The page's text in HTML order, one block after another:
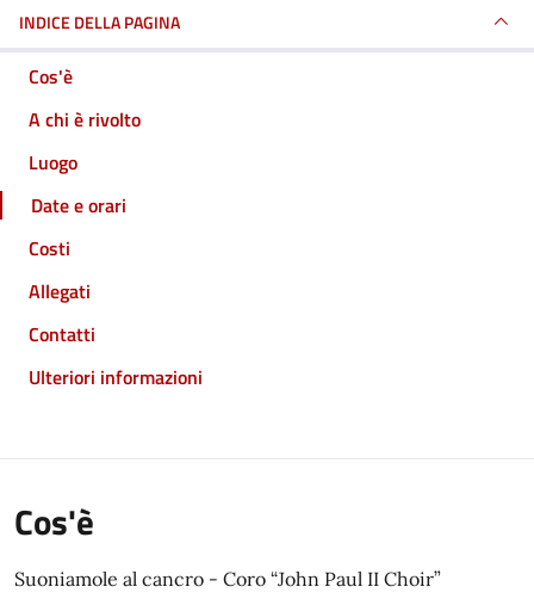
INDICE DELLA PAGINA
Cos'è
A chi è rivolto
Luogo
Date e orari
Costi
Allegati
Contatti
Ulteriori informazioni
Cos'è
Suoniamole al cancro - Coro “John Paul II Choir”